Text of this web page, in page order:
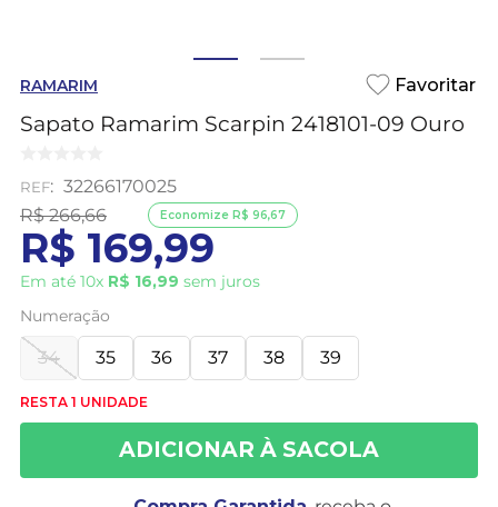
RAMARIM
Sapato Ramarim Scarpin 2418101-09 Ouro
: 32266170025
R$ 266,66
R$ 169,99
Em até 10x R$ 16,99 sem juros
Economize R$ 96,67
Numeração
34 35 36 37 38 39
RESTA 1 UNIDADE